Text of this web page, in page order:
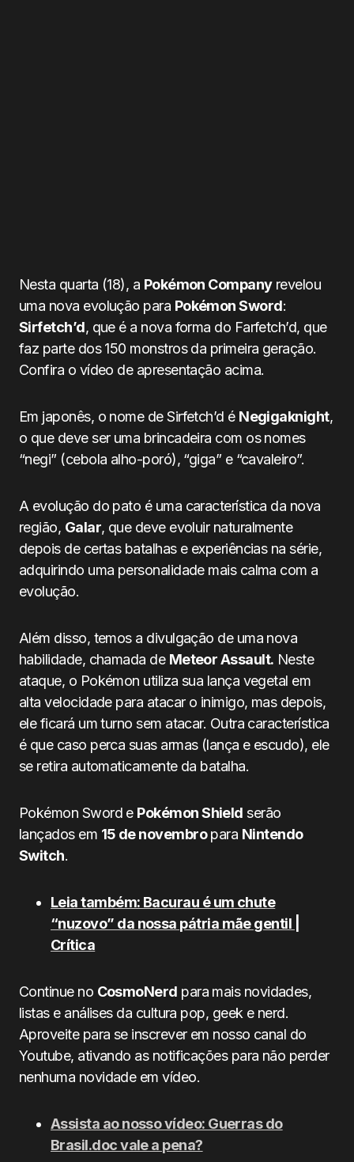
Nesta quarta (18), a Pokémon Companyrevelou
uma nova evolução para Pokémon Sword:
Sirfetch’d, que é a nova forma do Farfetch’d, que
faz parte dos 150 monstros da primeira geração.
Confira o vídeo de apresentação acima.
Em japonês, o nome de Sirfetch’d é Negigaknight,
o que deve ser uma brincadeira com os nomes
“negi” (cebola alho-poró), “giga” e “cavaleiro”.
A evolução do pato é uma característica da nova
região, Galar, que deve evoluir naturalmente
depois de certas batalhas e experiências na série,
adquirindo uma personalidade mais calma com a
evolução.
Além disso, temos a divulgação de uma nova
habilidade, chamada de Meteor Assault. Neste
ataque, o Pokémon utiliza sua lança vegetal em
alta velocidade para atacar o inimigo, mas depois,
ele ficará um turno sem atacar. Outra característica
é que caso perca suas armas (lança e escudo), ele
se retira automaticamente da batalha.
Pokémon Sword e Pokémon Shield serão
lançados em 15 de novembropara Nintendo
Switch.
Leia também: Bacurau é um chute
“nuzovo” da nossa pátria mãe gentil |
Crítica
Continue no CosmoNerd para mais novidades,
listas e análises da cultura pop, geek e nerd.
Aproveite para se inscrever em nosso canal do
Youtube, ativando as notificações para não perder
nenhuma novidade em vídeo.
Assista ao nosso vídeo: Guerras do
Brasil.doc vale a pena?